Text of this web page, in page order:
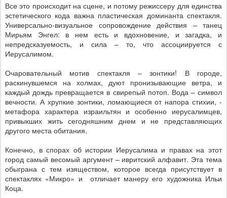
Все это происходит на сцене, и потому режиссеру для единства
эстетического кода важна пластическая доминанта спектакля.
Универсально-визуальное сопровождение действия – танец
Мирьям Энгел: в нем есть и вдохновение, и загадка, и
непредсказуемость, и сила – то, что ассоциируется с
Иерусалимом.
Очаровательный мотив спектакля – зонтики! В городе,
раскинувшемся на холмах, дуют пронизывающие ветра, и
каждый дождь превращается в свирепый потоп. Вода – символ
вечности. А хрупкие зонтики, ломающиеся от напора стихии, -
метафора характера израильтян и особенно иерусалимцев,
привыкших жить сегодняшним днем и не представляющих
другого места обитания.
Конечно, в спорах об истории Иерусалима и правах на этот
город самый весомый аргумент – ивритский алфавит. Эта тема
обыграна с тем изяществом, которое всегда присутствует в
спектаклях «Микро» и
отличает манеру его художника Ильи
Коца.